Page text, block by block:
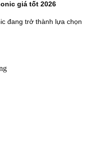
giá tốt 2026
đang trở thành lựa chọn